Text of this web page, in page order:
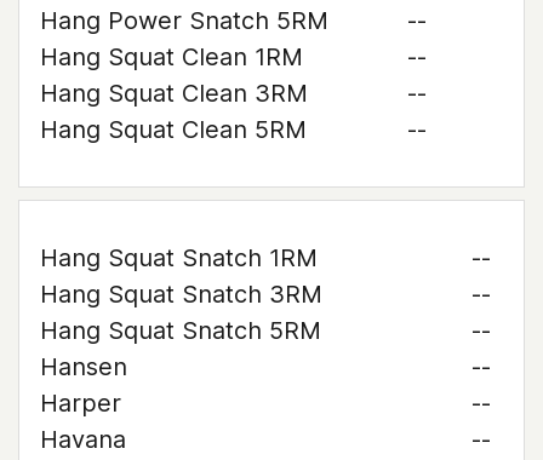
Hang Power Snatch 5RM
--
Hang Squat Clean 1RM
--
Hang Squat Clean 3RM
--
Hang Squat Clean 5RM
--
Hang Squat Snatch 1RM
--
Hang Squat Snatch 3RM
--
Hang Squat Snatch 5RM
--
Hansen
--
Harper
--
Havana
--